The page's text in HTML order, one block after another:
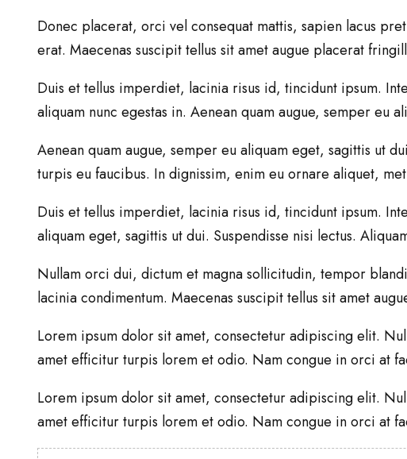
Donec placerat, orci vel consequat mattis, sapien lacus
erat. Maecenas suscipit tellus sit amet augue placerat
Duis et tellus imperdiet, lacinia risus id, tincidunt ipsum.
aliquam nunc egestas in. Aenean quam augue, semper eu
Aenean quam augue, semper eu aliquam eget, sagittis ut
turpis eu faucibus. In dignissim, enim eu ornare aliquet,
Duis et tellus imperdiet, lacinia risus id, tincidunt ipsum.
aliquam eget, sagittis ut dui. Suspendisse nisi lectus.
Nullam orci dui, dictum et magna sollicitudin, tempor
lacinia condimentum. Maecenas suscipit tellus sit amet
Lorem ipsum dolor sit amet, consectetur adipiscing elit.
amet efficitur turpis lorem et odio. Nam congue in orci at
Lorem ipsum dolor sit amet, consectetur adipiscing elit.
amet efficitur turpis lorem et odio. Nam congue in orci at